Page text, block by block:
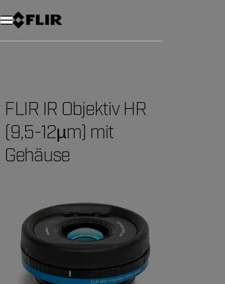
Unread messages
Modell
Entfernen
Elemente
Element
In den Warenkorb
Im Warenkorb
FLIR IR Objektiv HR
(9,5-12µm) mit
Gehäuse